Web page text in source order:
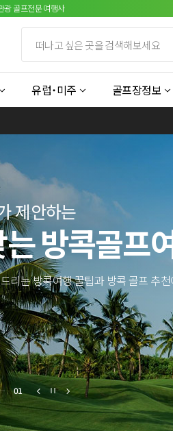
광 골프전문 여행사
유럽˙미주 골프장정보
제안하는
방콕골프
리는 방콕여행 꿀팁과 방콕 골프 추천
01